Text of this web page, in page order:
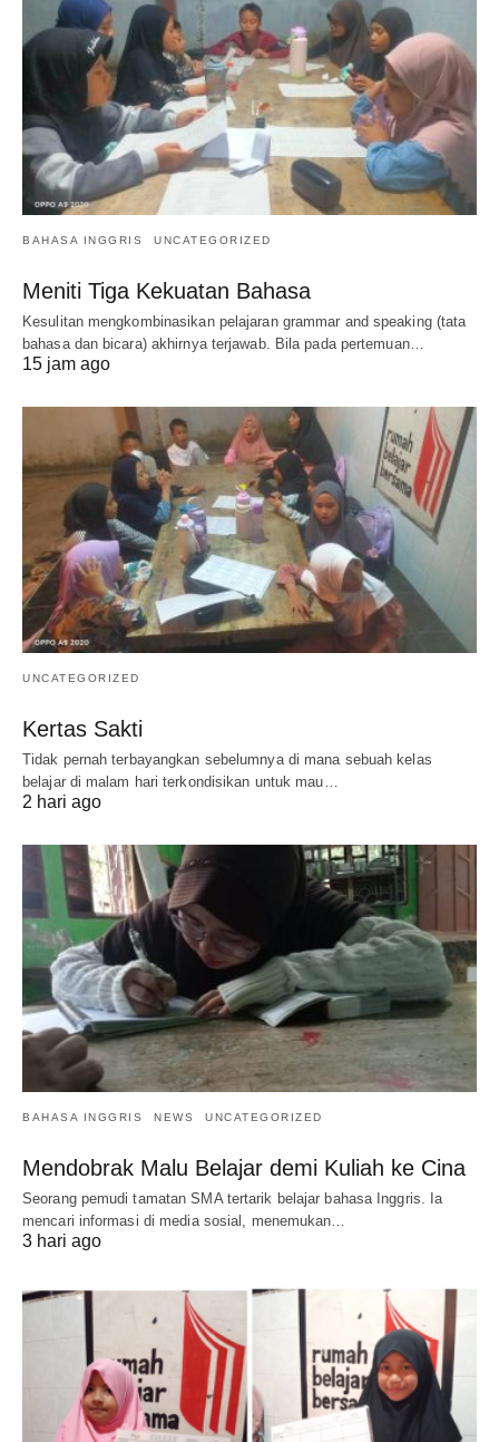
BAHASA INGGRIS UNCATEGORIZED
Meniti Tiga Kekuatan Bahasa
Kesulitan mengkombinasikan pelajaran grammar and speaking (tata
bahasa dan bicara) akhirnya terjawab. Bila pada pertemuan…
15 jam ago
UNCATEGORIZED
Kertas Sakti
Tidak pernah terbayangkan sebelumnya di mana sebuah kelas
belajar di malam hari terkondisikan untuk mau…
2 hari ago
BAHASA INGGRIS NEWS UNCATEGORIZED
Mendobrak Malu Belajar demi Kuliah ke Cina
Seorang pemudi tamatan SMA tertarik belajar bahasa Inggris. Ia
mencari informasi di media sosial, menemukan…
3 hari ago